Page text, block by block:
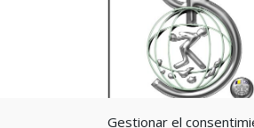
Gestionar el